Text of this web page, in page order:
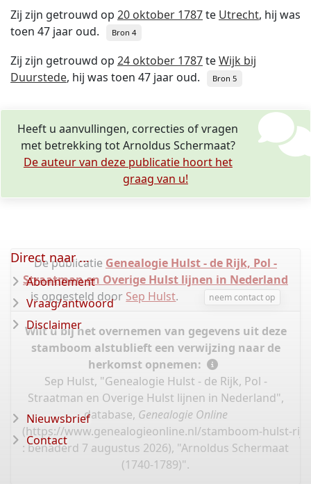
Zij zijn getrouwd op 20 oktober 1787te Utrecht, hij was
toen 47 jaar oud.
Bron 4
Zij zijn getrouwd op 24 oktober 1787teWijk bij
Duurstede, hij was toen 47 jaar oud. Bron 5
Heeft u aanvullingen, correcties of vragen
met betrekking tot Arnoldus Schermaat?
De auteur van deze publicatie hoort het
graag van u!
De publicatie Genealogie Hulst - de Rijk, Pol -
Straatman en Overige Hulst lijnen in Nederland
is opgesteld door Sep Hulst. neem contact op
Wilt u bij het overnemen van gegevens uit deze
stamboom alstublieft een verwijzing naar de
herkomst opnemen:
Sep Hulst, "Genealogie Hulst - de Rijk, Pol -
Straatman en Overige Hulst lijnen in Nederland",
database, Genealogie Online
(https://www.genealogieonline.nl/stamboom-hulst-
: benaderd 7 augustus 2026), "Arnoldus Schermaat
(1740-1789)".
Direct naar ...
Abonnement
Vraag/antwoord
Disclaimer
Nieuwsbrief
Contact